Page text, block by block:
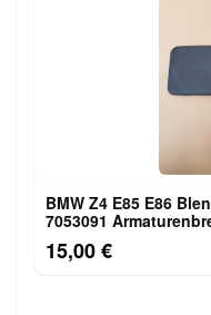
BMW Z4 E85 E86 Blende Mittelkonsole unten
7053091
15,00 €